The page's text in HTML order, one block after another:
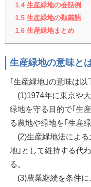
1.4 生産緑地の会話例
1.5 生産緑地の類義語
1.6 生産緑地まとめ
生産緑地の意味と
｢生産緑地｣の意味は以
(1)1974年に東京や
緑地を守る目的で｢生
る農地や緑地を｢生産
(2)生産緑地法による
地｣として維持する代
る。
(3)農業継続を条件に